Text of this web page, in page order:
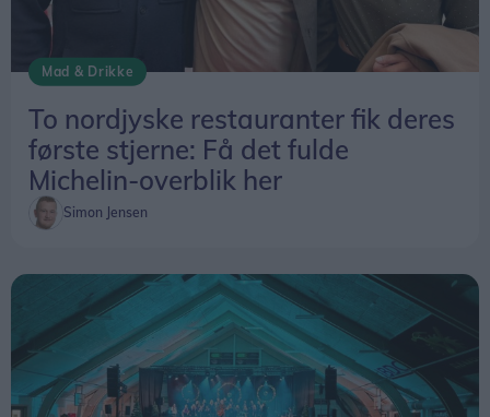
Mad & Drikke
To nordjyske restauranter fik deres
første stjerne: Få det fulde
Michelin-overblik her
Simon Jensen